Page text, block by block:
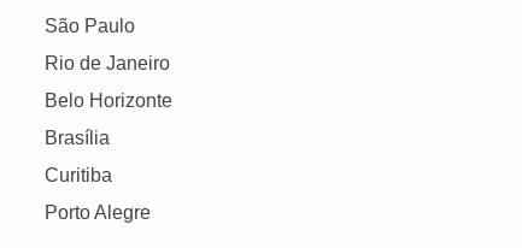
São Paulo
Rio de Janeiro
Belo Horizonte
Brasília
Curitiba
Porto Alegre